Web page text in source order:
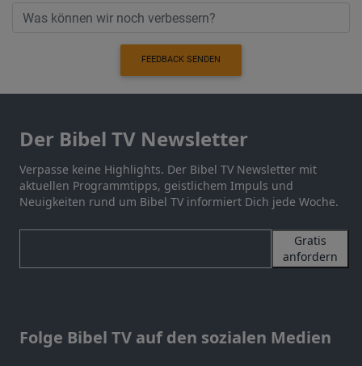
FEEDBACK SENDEN
Der Bibel TV Newsletter
Verpasse keine Highlights. Der Bibel TV Newsletter mit
aktuellen Programmtipps, geistlichem Impuls und
Neuigkeiten rund um Bibel TV informiert Dich jede Woche.
Gratis
anfordern
Folge Bibel TV auf den sozialen Medien